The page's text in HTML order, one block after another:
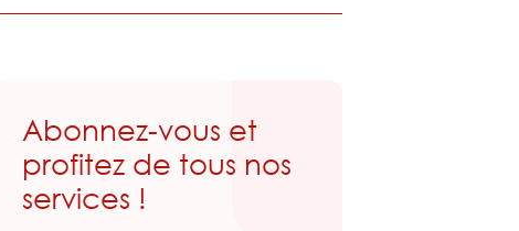
Abonnez-vous et
profitez de tous nos
services !